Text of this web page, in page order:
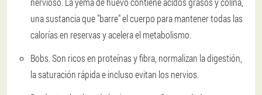
una sustancia que "barre" el cuerpo para mantener todas las
calorías en reservas y acelera el metabolismo.
Bobs.Son ricos en proteínas y fibra, normalizan la digestión,
la saturación rápida e incluso evitan los nervios.